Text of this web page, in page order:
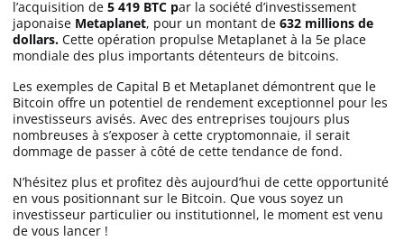
l’acquisition de 5 419 BTC par la société d’investissement
japonaise Metaplanet, pour un montant de 632 millions de
dollars. Cette opération propulse Metaplanet à la 5e place
mondiale des plus importants détenteurs de bitcoins.
Les exemples de Capital B et Metaplanet démontrent que le
Bitcoin offre un potentiel de rendement exceptionnel pour les
investisseurs avisés. Avec des entreprises toujours plus
nombreuses à s’exposer à cette cryptomonnaie, il serait
dommage de passer à côté de cette tendance de fond.
N’hésitez plus et profitez dès aujourd’hui de cette opportunité
en vous positionnant sur le Bitcoin. Que vous soyez un
investisseur particulier ou institutionnel, le moment est venu
de vous lancer !